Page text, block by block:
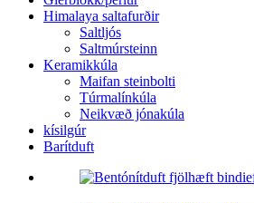
Himalaya saltafurðir
Saltljós
Saltmúrsteinn
Keramikkúla
Maifan steinbolti
Túrmalínkúla
Neikvæð jónakúla
kísilgúr
Barítduft